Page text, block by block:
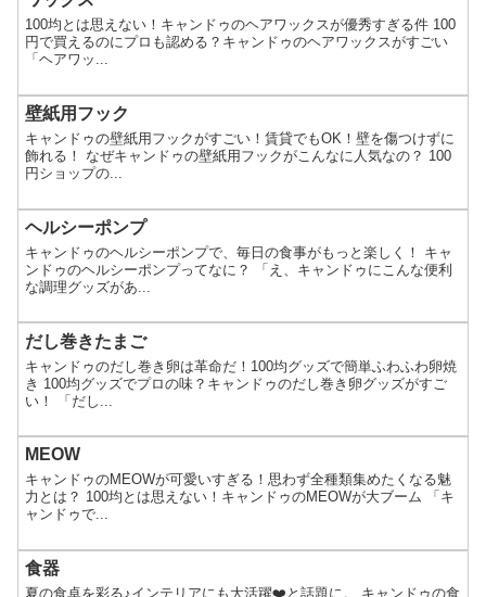
100均とは思えない！キャンドゥのヘアワックスが優秀すぎる件 100
円で買えるのにプロも認める？キャンドゥのヘアワックスがすごい
「ヘアワッ...
壁紙用フック
キャンドゥの壁紙用フックがすごい！賃貸でもOK！壁を傷つけずに
飾れる！ なぜキャンドゥの壁紙用フックがこんなに人気なの？ 100
円ショップの...
ヘルシーポンプ
キャンドゥのヘルシーポンプで、毎日の食事がもっと楽しく！ キャ
ンドゥのヘルシーポンプってなに？ 「え、キャンドゥにこんな便利
な調理グッズがあ...
だし巻きたまご
キャンドゥのだし巻き卵は革命だ！100均グッズで簡単ふわふわ卵焼
き 100均グッズでプロの味？キャンドゥのだし巻き卵グッズがすご
い！ 「だし...
MEOW
キャンドゥのMEOWが可愛いすぎる！思わず全種類集めたくなる魅
力とは？ 100均とは思えない！キャンドゥのMEOWが大ブーム 「キ
ャンドゥで...
食器
夏の食卓を彩る♪インテリアにも大活躍❤️と話題に。 キャンドゥの食